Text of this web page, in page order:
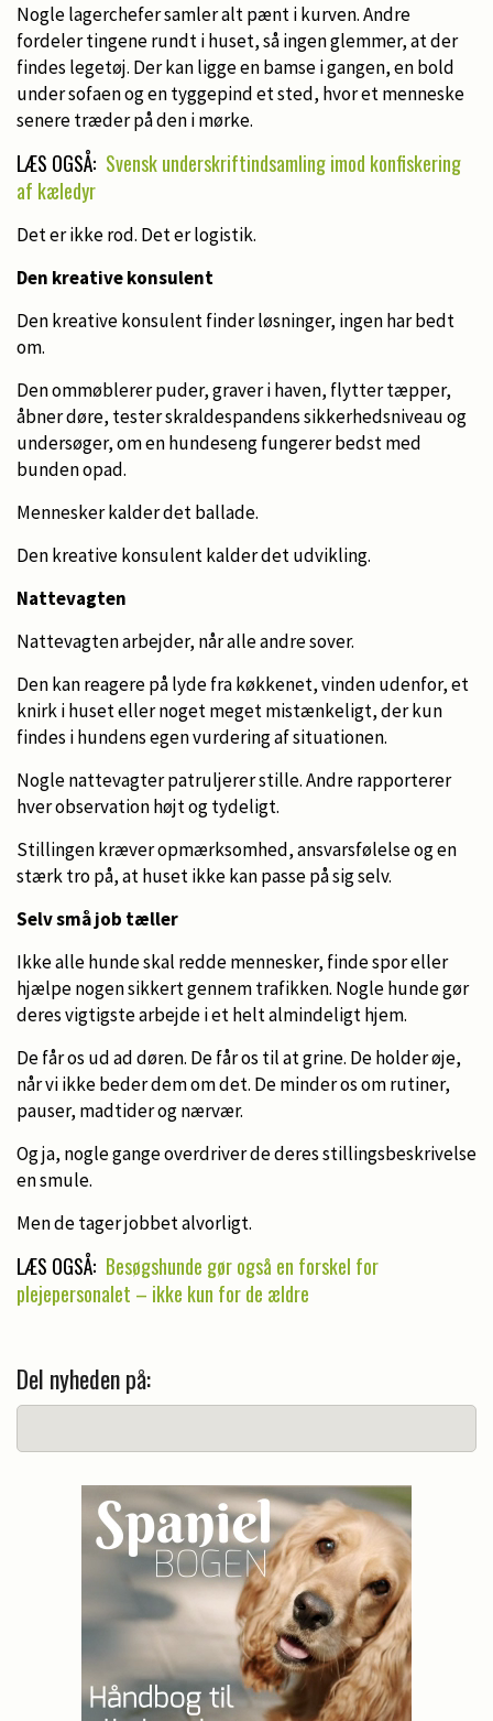
Nogle lagerchefer samler alt pænt i kurven. Andre
fordeler tingene rundt i huset, så ingen glemmer, at der
findes legetøj. Der kan ligge en bamse i gangen, en bold
under sofaen og en tyggepind et sted, hvor et menneske
senere træder på den i mørke.
LÆS OGSÅ: Svensk underskriftindsamling imod konfiskering
af kæledyr
Det er ikke rod. Det er logistik.
Den kreative konsulent
Den kreative konsulent finder løsninger, ingen har bedt
om.
Den ommøblerer puder, graver i haven, flytter tæpper,
åbner døre, tester skraldespandens sikkerhedsniveau og
undersøger, om en hundeseng fungerer bedst med
bunden opad.
Mennesker kalder det ballade.
Den kreative konsulent kalder det udvikling.
Nattevagten
Nattevagten arbejder, når alle andre sover.
Den kan reagere på lyde fra køkkenet, vinden udenfor, et
knirk i huset eller noget meget mistænkeligt, der kun
findes i hundens egen vurdering af situationen.
Nogle nattevagter patruljerer stille. Andre rapporterer
hver observation højt og tydeligt.
Stillingen kræver opmærksomhed, ansvarsfølelse og en
stærk tro på, at huset ikke kan passe på sig selv.
Selv små job tæller
Ikke alle hunde skal redde mennesker, finde spor eller
hjælpe nogen sikkert gennem trafikken. Nogle hunde gør
deres vigtigste arbejde i et helt almindeligt hjem.
De får os ud ad døren. De får os til at grine. De holder øje,
når vi ikke beder dem om det. De minder os om rutiner,
pauser, madtider og nærvær.
Og ja, nogle gange overdriver de deres stillingsbeskrivelse
en smule.
Men de tager jobbet alvorligt.
LÆS OGSÅ: Besøgshunde gør også en forskel for
plejepersonalet – ikke kun for de ældre
Del nyheden på: